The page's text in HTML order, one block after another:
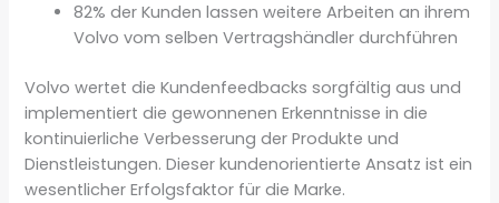
82% der Kunden lassen weitere Arbeiten an ihrem
Volvo vom selben Vertragshändler durchführen
Volvo wertet die Kundenfeedbacks sorgfältig aus und
implementiert die gewonnenen Erkenntnisse in die
kontinuierliche Verbesserung der Produkte und
Dienstleistungen. Dieser kundenorientierte Ansatz ist ein
wesentlicher Erfolgsfaktor für die Marke.